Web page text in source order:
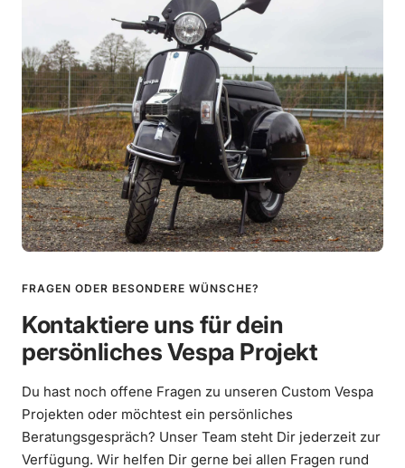
FRAGEN ODER BESONDERE WÜNSCHE?
Kontaktiere uns für dein
persönliches Vespa Projekt
Du hast noch offene Fragen zu unseren Custom Vespa
Projekten oder möchtest ein persönliches
Beratungsgespräch? Unser Team steht Dir jederzeit zur
Verfügung. Wir helfen Dir gerne bei allen Fragen rund